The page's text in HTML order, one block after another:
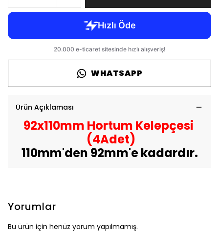
WHATSAPP
Ürün Açıklaması
92x110mm Hortum Kelepçesi
(4Adet)
110mm'den 92mm'e kadardır.
Yorumlar
Bu ürün için henüz yorum yapılmamış.